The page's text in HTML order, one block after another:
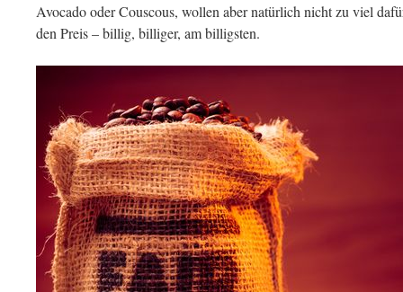
Avocado oder Couscous, wollen aber natürlich nicht zu viel
den Preis – billig, billiger, am billigsten.